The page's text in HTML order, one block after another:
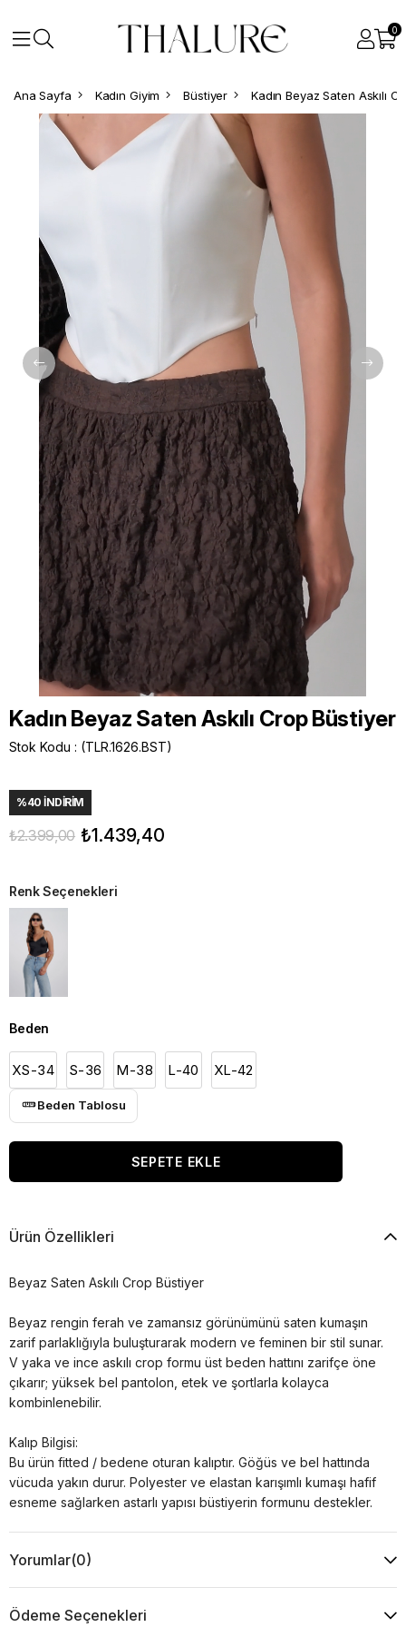
0
Ana Sayfa Kadın Giyim Büstiyer Kadın Beyaz Saten Askılı
Kadın Beyaz Saten Askılı Crop Büstiyer
Stok Kodu (TLR.1626.BST)
%40 İNDIRIM
₺2.399,00 ₺1.439,40
Renk Seçenekleri
Beden
XS-34 S-36 M-38 L-40 XL-42
Beden Tablosu
Ürün Özellikleri
Beyaz Saten Askılı Crop Büstiyer
Beyaz rengin ferah ve zamansız görünümünü saten kumaşın
zarif parlaklığıyla buluşturarak modern ve feminen bir stil sunar.
V yaka ve ince askılı crop formu üst beden hattını zarifçe öne
çıkarır; yüksek bel pantolon, etek ve şortlarla kolayca
kombinlenebilir.
Kalıp Bilgisi:
Bu ürün fitted / bedene oturan kalıptır. Göğüs ve bel hattında
vücuda yakın durur. Polyester ve elastan karışımlı kumaşı hafif
esneme sağlarken astarlı yapısı büstiyerin formunu destekler.
Kendi bedeninizi tercih edebilirsiniz. Ancak göğüs veya bel
Yorumlar(0)
Ödeme Seçenekleri